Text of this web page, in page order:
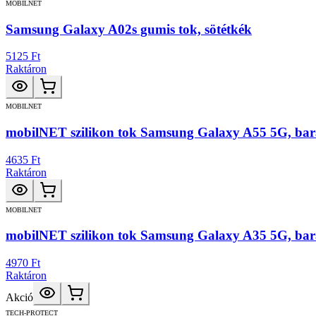
MOBILNET
Samsung Galaxy A02s gumis tok, sötétkék
5125 Ft
Raktáron
MOBILNET
mobilNET szilikon tok Samsung Galaxy A55 5G,
4635 Ft
Raktáron
MOBILNET
mobilNET szilikon tok Samsung Galaxy A35 5G,
4970 Ft
Raktáron
Akció
TECH-PROTECT